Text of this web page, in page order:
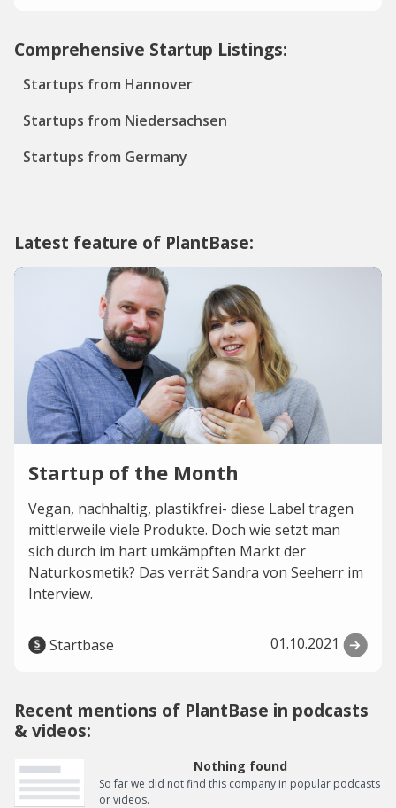
Comprehensive Startup Listings:
Startups from Hannover
Startups from Niedersachsen
Startups from Germany
Latest feature of PlantBase:
Startup of the Month
Vegan, nachhaltig, plastikfrei- diese Label tragen
mittlerweile viele Produkte. Doch wie setzt man
sich durch im hart umkämpften Markt der
Naturkosmetik? Das verrät Sandra von Seeherr im
Interview.
Startbase 01.10.2021
Recent mentions of PlantBase in podcasts
& videos:
Nothing found
So far we did not find this company in popular podcasts
or videos.